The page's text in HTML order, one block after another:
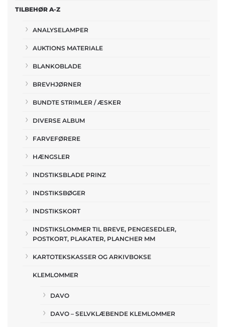
TILBEHØR A-Z
ANALYSELAMPER
AUKTIONS MATERIALE
BLANKOBLADE
BREVHJØRNER
BUNDTE STRIMLER / ÆSKER
DIVERSE ALBUM
FARVEFØRERE
HÆNGSLER
INDSTIKSBLADE PRINZ
INDSTIKSBØGER
INDSTIKSKORT
INDSTIKSLOMMER TIL BREVE, PENGESEDLER,
POSTKORT, PLAKATER, PLANCHER MM
KARTOTEKSKASSER OG ARKIVBOKSE
KLEMLOMMER
DAVO
DAVO – SELVKLÆBENDE KLEMLOMMER